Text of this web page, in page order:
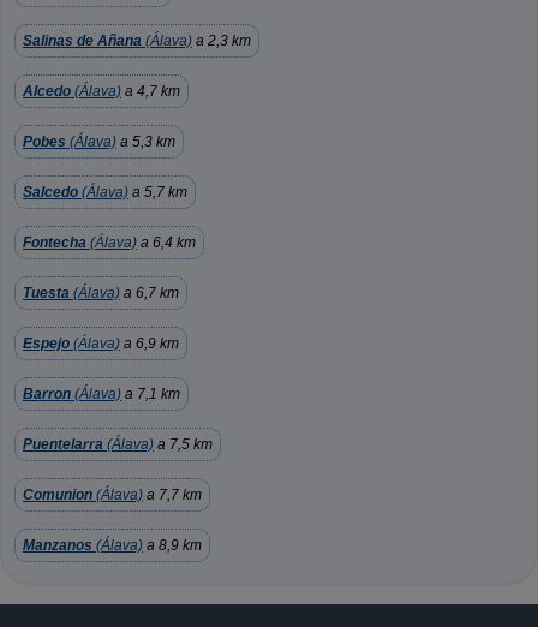
Salinas de Añana (Álava) a 2,3 km
Alcedo (Álava) a 4,7 km
Pobes (Álava) a 5,3 km
Salcedo (Álava) a 5,7 km
Fontecha (Álava) a 6,4 km
Tuesta (Álava) a 6,7 km
Espejo (Álava) a 6,9 km
Barron (Álava) a 7,1 km
Puentelarra (Álava) a 7,5 km
Comunion (Álava) a 7,7 km
Manzanos (Álava) a 8,9 km